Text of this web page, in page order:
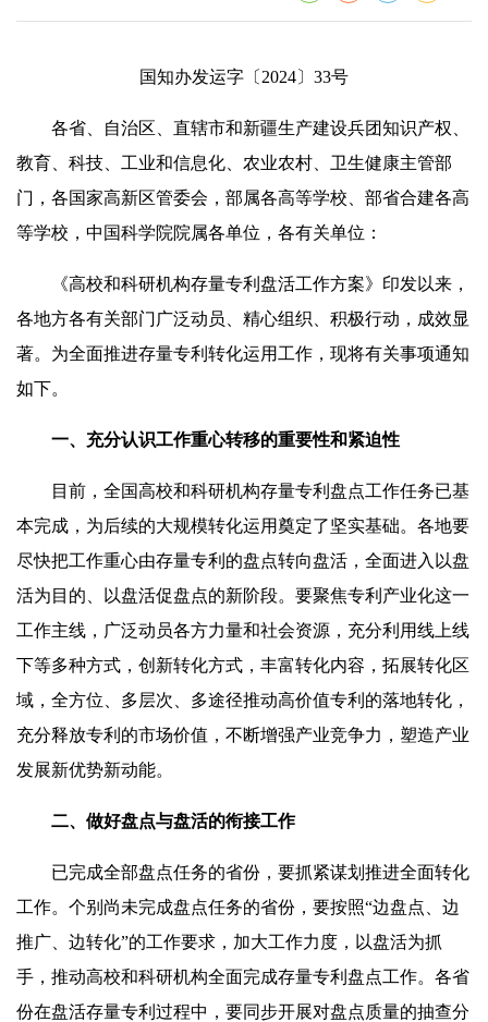
国知办发运字〔2024〕33号
各省、自治区、直辖市和新疆生产建设兵团知识产权、
教育、科技、工业和信息化、农业农村、卫生健康主管部
门，各国家高新区管委会，部属各高等学校、部省合建各高
等学校，中国科学院院属各单位，各有关单位：
《高校和科研机构存量专利盘活工作方案》印发以来，
各地方各有关部门广泛动员、精心组织、积极行动，成效显
著。为全面推进存量专利转化运用工作，现将有关事项通知
如下。
一、充分认识工作重心转移的重要性和紧迫性
目前，全国高校和科研机构存量专利盘点工作任务已基
本完成，为后续的大规模转化运用奠定了坚实基础。各地要
尽快把工作重心由存量专利的盘点转向盘活，全面进入以盘
活为目的、以盘活促盘点的新阶段。要聚焦专利产业化这一
工作主线，广泛动员各方力量和社会资源，充分利用线上线
下等多种方式，创新转化方式，丰富转化内容，拓展转化区
域，全方位、多层次、多途径推动高价值专利的落地转化，
充分释放专利的市场价值，不断增强产业竞争力，塑造产业
发展新优势新动能。
二、做好盘点与盘活的衔接工作
已完成全部盘点任务的省份，要抓紧谋划推进全面转化
工作。个别尚未完成盘点任务的省份，要按照“边盘点、边
推广、边转化”的工作要求，加大工作力度，以盘活为抓
手，推动高校和科研机构全面完成存量专利盘点工作。各省
份在盘活存量专利过程中，要同步开展对盘点质量的抽查分